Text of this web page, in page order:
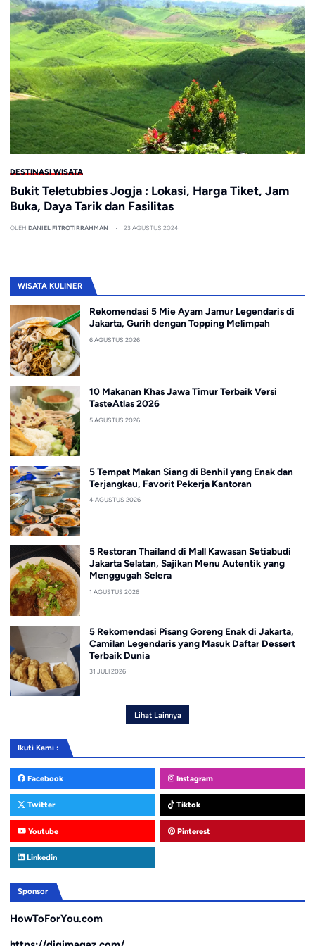
DESTINASI WISATA
Bukit Teletubbies Jogja : Lokasi, Harga Tiket, Jam
Buka, Daya Tarik dan Fasilitas
OLEH DANIEL FITROTIRRAHMAN 23 AGUSTUS 2024
WISATA KULINER
Rekomendasi 5 Mie Ayam Jamur Legendaris di
Jakarta, Gurih dengan Topping Melimpah
6 AGUSTUS 2026
10 Makanan Khas Jawa Timur Terbaik Versi
TasteAtlas 2026
5 AGUSTUS 2026
5 Tempat Makan Siang di Benhil yang Enak dan
Terjangkau, Favorit Pekerja Kantoran
4 AGUSTUS 2026
5 Restoran Thailand di Mall Kawasan Setiabudi
Jakarta Selatan, Sajikan Menu Autentik yang
Menggugah Selera
1 AGUSTUS 2026
5 Rekomendasi Pisang Goreng Enak di Jakarta,
Camilan Legendaris yang Masuk Daftar Dessert
Terbaik Dunia
31 JULI 2026
Lihat Lainnya
Ikuti Kami :
Facebook Instagram
Twitter Tiktok
Youtube Pinterest
Linkedin
Sponsor
HowToForYou.com